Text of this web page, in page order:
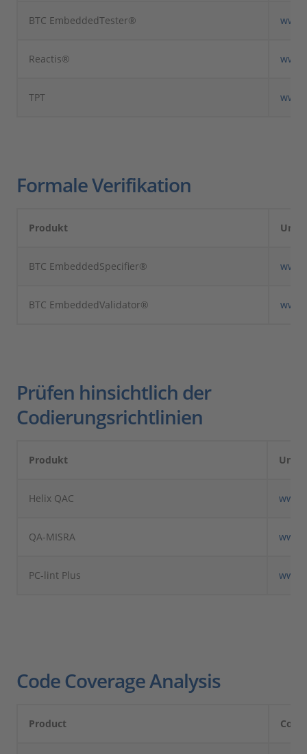
BTC EmbeddedTester®
Reactis®
TPT
Formale Verifikation
Produkt
BTC EmbeddedSpecifier®
BTC EmbeddedValidator®
Prüfen hinsichtlich der
Codierungsrichtlinien
Produkt
Helix QAC
QA-MISRA
PC-lint Plus
Code Coverage Analysis
Product